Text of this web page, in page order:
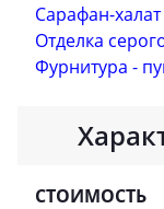
Сарафан-
Отделка
Фурнитура -
СТОИМОСТЬ